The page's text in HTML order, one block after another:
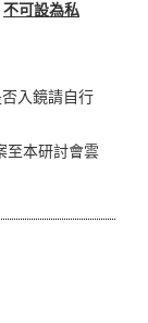
不可設為私
入鏡請自行
至本研討會雲